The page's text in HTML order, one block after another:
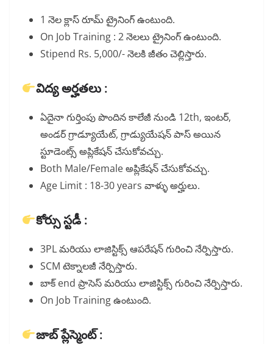
1 నెల క్లాస్ రూమ్ ట్రైనింగ్ ఉంటుంది.
On Job Training : 2 నెలలు ట్రైనింగ్ ఉంటుంది.
Stipend Rs. 5,000/- నెలకి జీతం చెల్లిస్తారు.
విద్య అర్హతలు :
ఏదైనా గుర్తింపు పొందిన కాలేజీ నుండి 12th, ఇంటర్,
అండర్ గ్రాడ్యూయేట్, గ్రాడ్యుయేషన్ పాస్ అయిన
స్టూడెంట్స్ అప్లికేషన్ చేసుకోవచ్చు.
Both Male/Female అప్లికేషన్ చేసుకోవచ్చు.
Age Limit : 18-30 years వాళ్ళు అర్హులు.
కోర్సు స్టడీ :
3PL మరియు లాజిస్టిక్స్ ఆపరేషన్ గురించి నేర్పిస్తారు.
SCM టెక్నాలజీ నేర్పిస్తారు.
బాక్ end ప్రాసెస్ మరియు లాజిస్టిక్స్ గురించి నేర్పిస్తారు.
On Job Training ఉంటుంది.
జాబ్ ప్లేస్మెంట్ :